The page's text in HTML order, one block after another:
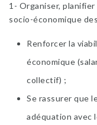
1- Organiser,
socio-économique
Renforcer la
économique
collectif) ;
Se rassurer que
adéquation avec